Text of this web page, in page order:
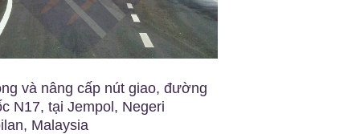
và nâng cấp nút giao, đường
N17, tại Jempol, Negeri
Malaysia